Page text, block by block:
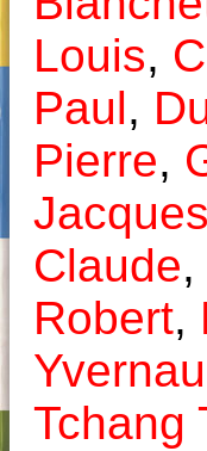
Louis,
Paul,
Pierre,
Jacques
Claude,
Robert,
Tchang